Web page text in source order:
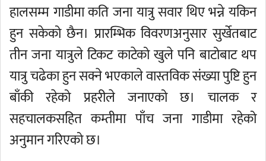
हालसम्म गाडीमा कति जना यात्रु सवार थिए भन्ने यकिन
हुन सकेको छैन। प्रारम्भिक विवरणअनुसार सुर्खेतबाट
तीन जना यात्रुले टिकट काटेको खुले पनि बाटोबाट थप
यात्रु चढेका हुन सक्ने भएकाले वास्तविक संख्या पुष्टि हुन
बाँकी रहेको प्रहरीले जनाएको छ। चालक र
सहचालकसहित कम्तीमा पाँच जना गाडीमा रहेको
अनुमान गरिएको छ।